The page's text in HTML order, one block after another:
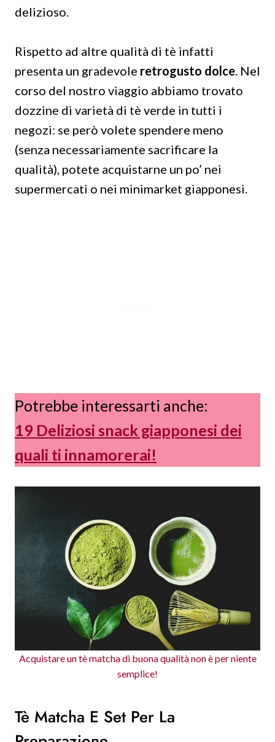
delizioso.
Rispetto ad altre qualità di tè infatti
presenta un gradevole retrogusto dolce. Nel
corso del nostro viaggio abbiamo trovato
dozzine di varietà di tè verde in tutti i
negozi: se però volete spendere meno
(senza necessariamente sacrificare la
qualità), potete acquistarne un po’ nei
supermercati o nei minimarket giapponesi.
Potrebbe interessarti anche:
19 Deliziosi snack giapponesi dei
quali ti innamorerai!
Acquistare un tè matcha di buona qualità non è per niente
semplice!
Tè Matcha E Set Per La